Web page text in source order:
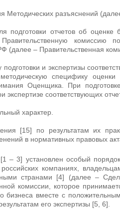
Методических разъяснений
подготовки отчетов об оценке
комиссию
(далее – Правительственная
и экспертизы
специфику
Оценщика. При
соответствующих
характер.
[15] по результатам их
в нормативных правовых
– 3] установлен особый
компаниях,
странами [4] (далее –
комиссии, которое
бизнеса вместе с
его экспертизы [5, 6].